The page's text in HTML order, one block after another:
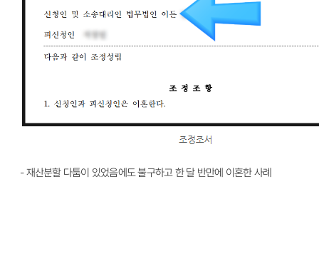
- 재산분할 다툼이 있었음에도 불구하고 한 달 반만에 이혼한 사례